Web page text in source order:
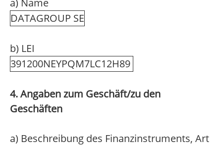
a) Name
DATAGROUP SE
b) LEI
391200NEYPQM7LC12H89
4. Angaben zum Geschäft/zu den
Geschäften
a) Beschreibung des Finanzinstruments, Art